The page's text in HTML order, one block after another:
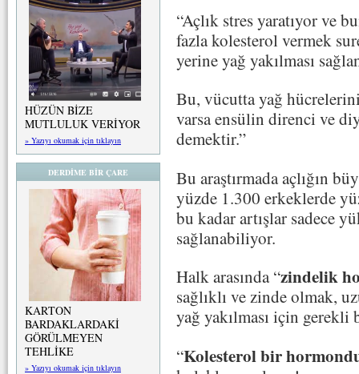
HÜZÜN BİZE
MUTLULUK VERİYOR
» Yazıyı okumak için tıklayın
DERDİME BİR ÇARE
KARTON
BARDAKLARDAKİ
GÖRÜLMEYEN
TEHLİKE
» Yazıyı okumak için tıklayın
“Açlık stres yaratıyor ve
fazla kolesterol vermek
yerine yağ yakılması
Bu, vücutta yağ
varsa ensülin direnci ve
demektir.”
Bu araştırmada açlığın
yüzde 1.300 erkeklerde
bu kadar artışlar sadece
sağlanabiliyor.
Halk arasında “zindelik
sağlıklı ve zinde olmak,
yağ yakılması için
“Kolesterol bir